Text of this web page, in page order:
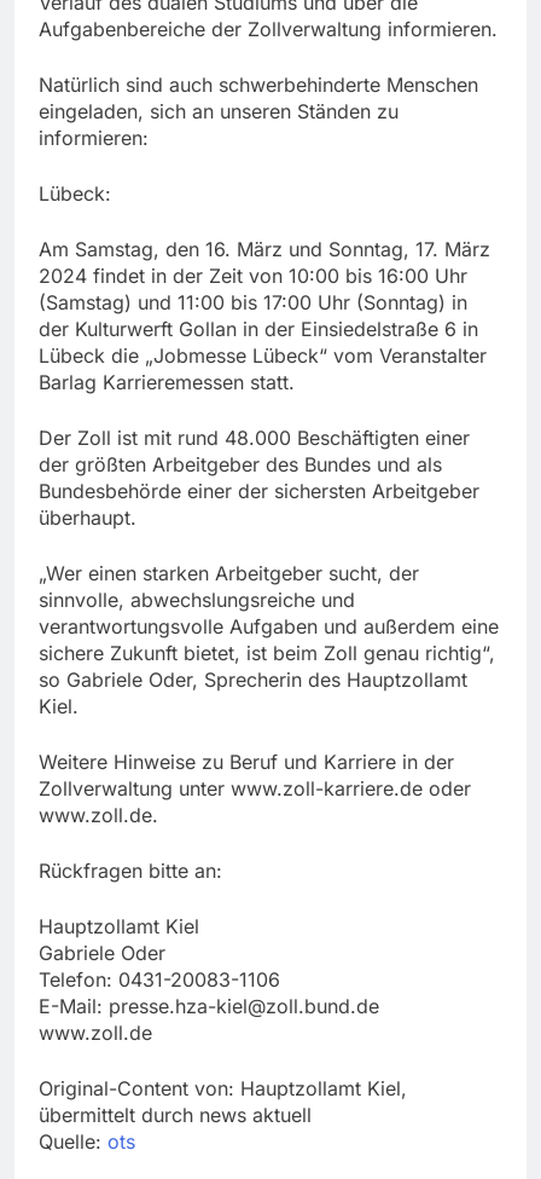
Aufgabenbereiche der Zollverwaltung informieren.
Natürlich sind auch schwerbehinderte Menschen
eingeladen, sich an unseren Ständen zu
informieren:
Lübeck:
Am Samstag, den 16. März und Sonntag, 17. März
2024 findet in der Zeit von 10:00 bis 16:00 Uhr
(Samstag) und 11:00 bis 17:00 Uhr (Sonntag) in
der Kulturwerft Gollan in der Einsiedelstraße 6 in
Lübeck die „Jobmesse Lübeck“ vom Veranstalter
Barlag Karrieremessen statt.
Der Zoll ist mit rund 48.000 Beschäftigten einer
der größten Arbeitgeber des Bundes und als
Bundesbehörde einer der sichersten Arbeitgeber
überhaupt.
„Wer einen starken Arbeitgeber sucht, der
sinnvolle, abwechslungsreiche und
verantwortungsvolle Aufgaben und außerdem eine
sichere Zukunft bietet, ist beim Zoll genau richtig“,
so Gabriele Oder, Sprecherin des Hauptzollamt
Kiel.
Weitere Hinweise zu Beruf und Karriere in der
Zollverwaltung unter www.zoll-karriere.de oder
www.zoll.de.
Rückfragen bitte an:
Hauptzollamt Kiel
Gabriele Oder
Telefon: 0431-20083-1106
E-Mail: presse.hza-kiel@zoll.bund.de
www.zoll.de
Original-Content von: Hauptzollamt Kiel,
übermittelt durch news aktuell
Quelle: ots